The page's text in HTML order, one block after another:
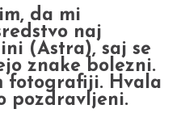
da mi
naj
(Astra), saj se
znake bolezni.
fotografiji. Hvala
pozdravljeni.